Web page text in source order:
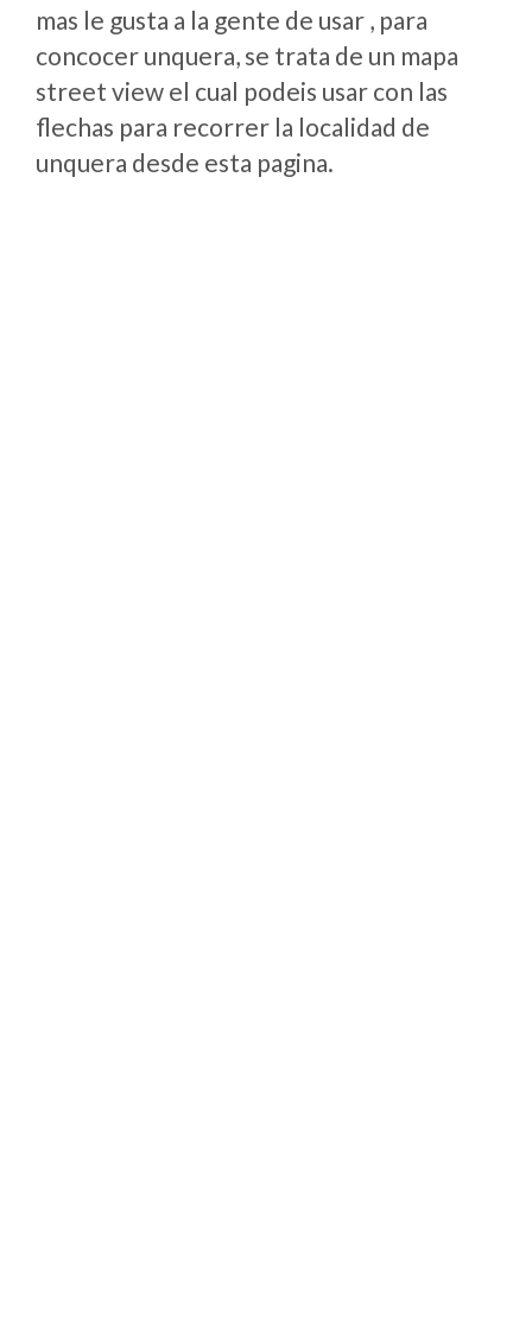
mas le gusta a la gente de usar , para
concocer unquera, se trata de un mapa
street view el cual podeis usar con las
flechas para recorrer la localidad de
unquera desde esta pagina.